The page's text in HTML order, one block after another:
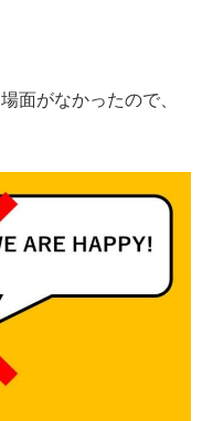
面がなかったので、